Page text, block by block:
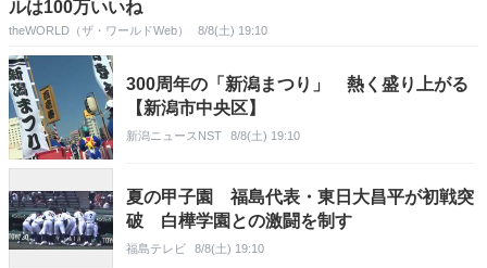
ルは100万いいね
theWORLD（ザ・ワールドWeb） 8/8(土) 19:10
300周年の「新潟まつり」 熱く盛り上がる
【新潟市中央区】
新潟ニュースNST 8/8(土) 19:10
夏の甲子園 福島代表・東日大昌平が初戦突
破 白樺学園との激闘を制す
福島テレビ 8/8(土) 19:10